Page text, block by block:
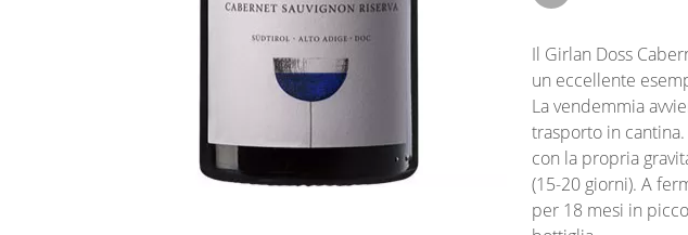
Il Girlan Doss
un eccellente
La vendemmia
trasporto in
con la propria
(15-20 giorni). A
per 18 mesi in